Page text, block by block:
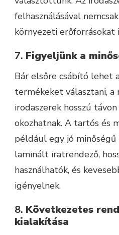
felhasználásával
környezeti
7. Figyeljünk a
Bár elsőre csábító lehet
termékeket választani, a
irodaszerek hosszú
okozhatnak. A tartós és
például egy jó
laminált iratrendező,
használhatók, és
igényelnek.
8. Következetes
kialakítása